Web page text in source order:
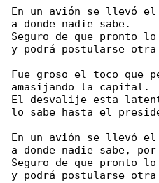
En un avión se llevó
a donde nadie sabe.
Seguro de que pronto
y podrá postularse otra
Fue groso el toco que
amasijando la capital.
El desvalije esta
lo sabe hasta el
En un avión se llevó
a donde nadie sabe,
Seguro de que pronto
y podrá postularse otra